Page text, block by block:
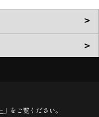
」をご覧ください。